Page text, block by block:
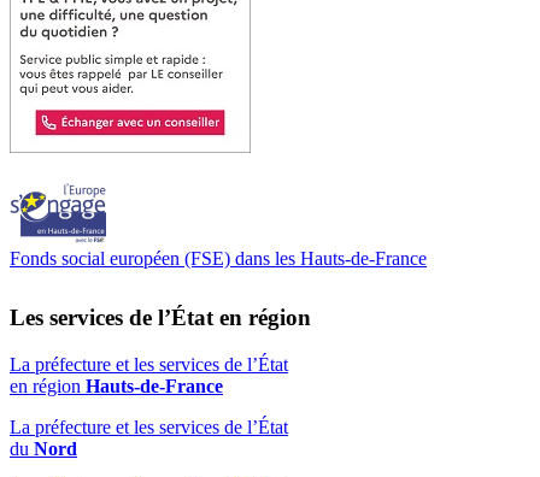
Fonds social européen (FSE) dans les Hauts-de-France
Les services de l’État en région
La préfecture et les services de l’État
en région Hauts-de-France
La préfecture et les services de l’État
du Nord